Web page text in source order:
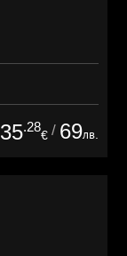
35.28
€ / 69лв.